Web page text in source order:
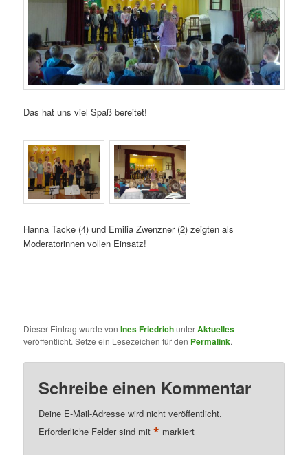
Das hat uns viel Spaß bereitet!
Hanna Tacke (4) und Emilia Zwenzner (2) zeigten als
Moderatorinnen vollen Einsatz!
Dieser Eintrag wurde vonInes FriedrichunterAktuelles
veröffentlicht. Setze ein Lesezeichen für den Permalink.
Schreibe einen Kommentar
Deine E-Mail-Adresse wird nicht veröffentlicht.
Erforderliche Felder sind mit* markiert